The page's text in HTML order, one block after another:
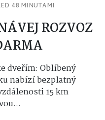
48 MINUTAMI
ROZVOZ
dveřím: Oblíbený
nabízí bezplatný
15 km